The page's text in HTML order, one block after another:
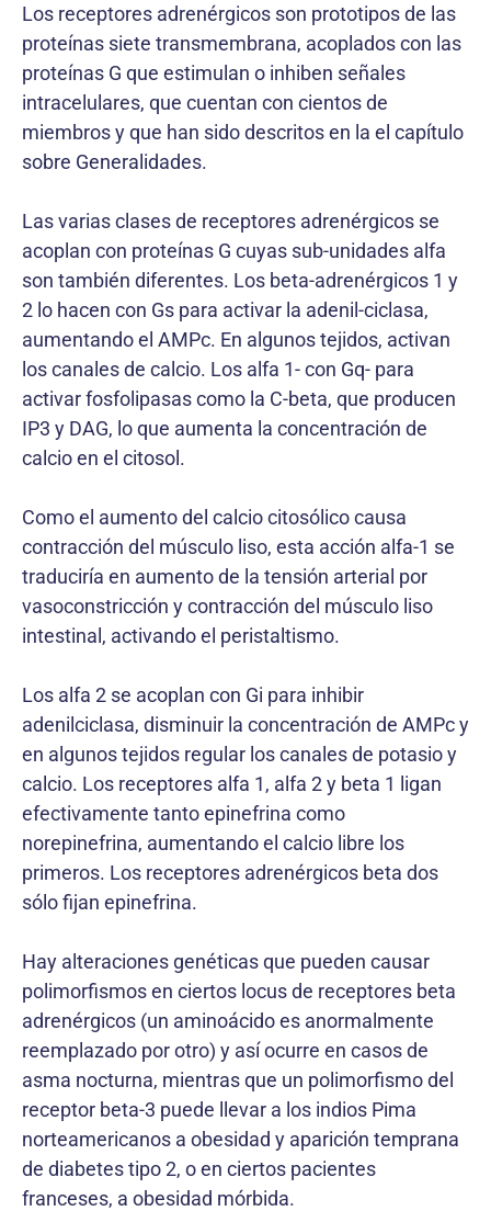
Los receptores adrenérgicos son prototipos de las
proteínas siete transmembrana, acoplados con las
proteínas G que estimulan o inhiben señales
intracelulares, que cuentan con cientos de
miembros y que han sido descritos en la el capítulo
sobre Generalidades.
Las varias clases de receptores adrenérgicos se
acoplan con proteínas G cuyas sub-unidades alfa
son también diferentes. Los beta-adrenérgicos 1 y
2 lo hacen con Gs para activar la adenil-ciclasa,
aumentando el AMPc. En algunos tejidos, activan
los canales de calcio. Los alfa 1- con Gq- para
activar fosfolipasas como la C-beta, que producen
IP3 y DAG, lo que aumenta la concentración de
calcio en el citosol.
Como el aumento del calcio citosólico causa
contracción del músculo liso, esta acción alfa-1 se
traduciría en aumento de la tensión arterial por
vasoconstricción y contracción del músculo liso
intestinal, activando el peristaltismo.
Los alfa 2 se acoplan con Gi para inhibir
adenilciclasa, disminuir la concentración de AMPc y
en algunos tejidos regular los canales de potasio y
calcio. Los receptores alfa 1, alfa 2 y beta 1 ligan
efectivamente tanto epinefrina como
norepinefrina, aumentando el calcio libre los
primeros. Los receptores adrenérgicos beta dos
sólo fijan epinefrina.
Hay alteraciones genéticas que pueden causar
polimorfismos en ciertos locus de receptores beta
adrenérgicos (un aminoácido es anormalmente
reemplazado por otro) y así ocurre en casos de
asma nocturna, mientras que un polimorfismo del
receptor beta-3 puede llevar a los indios Pima
norteamericanos a obesidad y aparición temprana
de diabetes tipo 2, o en ciertos pacientes
franceses, a obesidad mórbida.